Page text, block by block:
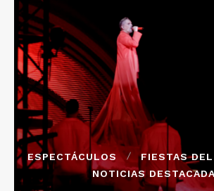
ESPECTÁCULOS
FIESTAS
NOTICIAS